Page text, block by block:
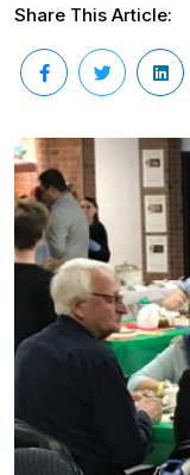
Share This Article: